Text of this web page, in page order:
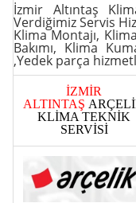
İzmir Altıntaş
Verdiğimiz Servis
Klima Montajı,
Bakımı, Klima
,Yedek parça
İZMİR
ALTINTAŞ
KLİMA TEKNİK
SERVİSİ